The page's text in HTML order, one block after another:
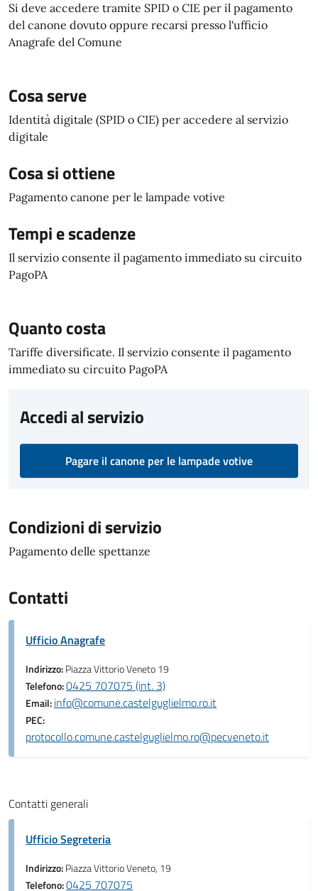
Si deve accedere tramite SPID o CIE per il pagamento
del canone dovuto oppure recarsi presso l'ufficio
Anagrafe del Comune
Cosa serve
Identità digitale (SPID o CIE) per accedere al servizio
digitale
Cosa si ottiene
Pagamento canone per le lampade votive
Tempi e scadenze
Il servizio consente il pagamento immediato su circuito
PagoPA
Quanto costa
Tariffe diversificate. Il servizio consente il pagamento
immediato su circuito PagoPA
Accedi al servizio
Pagare il canone per le lampade votive
Condizioni di servizio
Pagamento delle spettanze
Contatti
Ufficio Anagrafe
Indirizzo:Piazza Vittorio Veneto 19
Telefono:0425 707075 (int. 3)
Email:info@comune.castelguglielmo.ro.it
PEC:
protocollo.comune.castelguglielmo.ro@pecveneto.it
Contatti generali
Ufficio Segreteria
Indirizzo:Piazza Vittorio Veneto, 19
Telefono:0425 707075